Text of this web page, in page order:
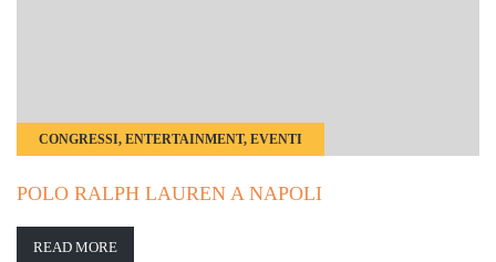
CONGRESSI, ENTERTAINMENT, EVENTI
POLO RALPH LAUREN A NAPOLI
READ MORE